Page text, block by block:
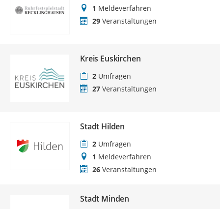
1 Meldeverfahren
29 Veranstaltungen
Kreis Euskirchen
2 Umfragen
27 Veranstaltungen
Stadt Hilden
2 Umfragen
1 Meldeverfahren
26 Veranstaltungen
Stadt Minden